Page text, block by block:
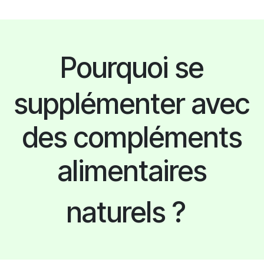
Pourquoi se
supplémenter avec
des compléments
alimentaires
naturels ?